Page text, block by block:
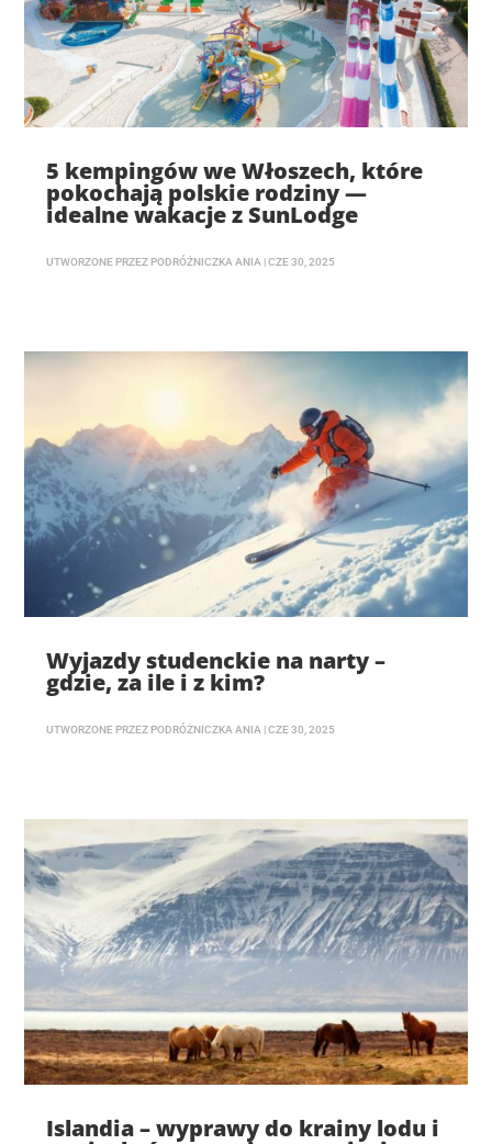
5 kempingów we Włoszech, które
pokochają polskie rodziny —
idealne wakacje z SunLodge
UTWORZONE PRZEZ PODRÓŻNICZKA ANIA |CZE 30, 2025
Wyjazdy studenckie na narty –
gdzie, za ile i z kim?
UTWORZONE PRZEZ PODRÓŻNICZKA ANIA |CZE 30, 2025
Islandia – wyprawy do krainy lodu i